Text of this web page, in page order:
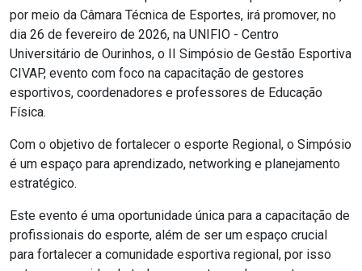
por meio da Câmara Técnica de Esportes, irá promover, no
dia 26 de fevereiro de 2026, na UNIFIO - Centro
Universitário de Ourinhos, o II Simpósio de Gestão Esportiva
CIVAP, evento com foco na capacitação de gestores
esportivos, coordenadores e professores de Educação
Física.
Com o objetivo de fortalecer o esporte Regional, o Simpósio
é um espaço para aprendizado, networking e planejamento
estratégico.
Este evento é uma oportunidade única para a capacitação de
profissionais do esporte, além de ser um espaço crucial
para fortalecer a comunidade esportiva regional, por isso